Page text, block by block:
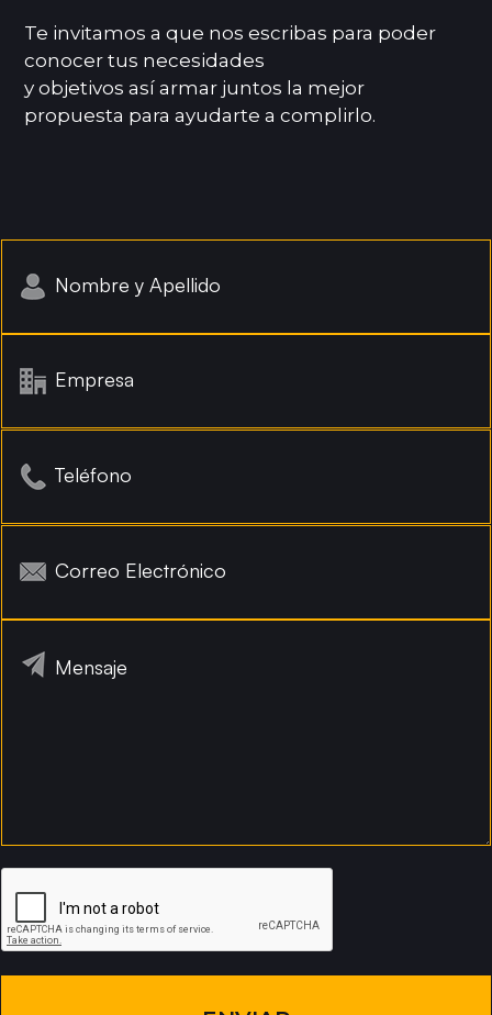
Te invitamos a que nos escribas para poder
conocer tus necesidades
y objetivos así armar juntos la mejor
propuesta para ayudarte a complirlo.